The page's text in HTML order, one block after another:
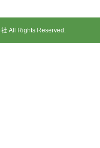
All Rights Reserved.